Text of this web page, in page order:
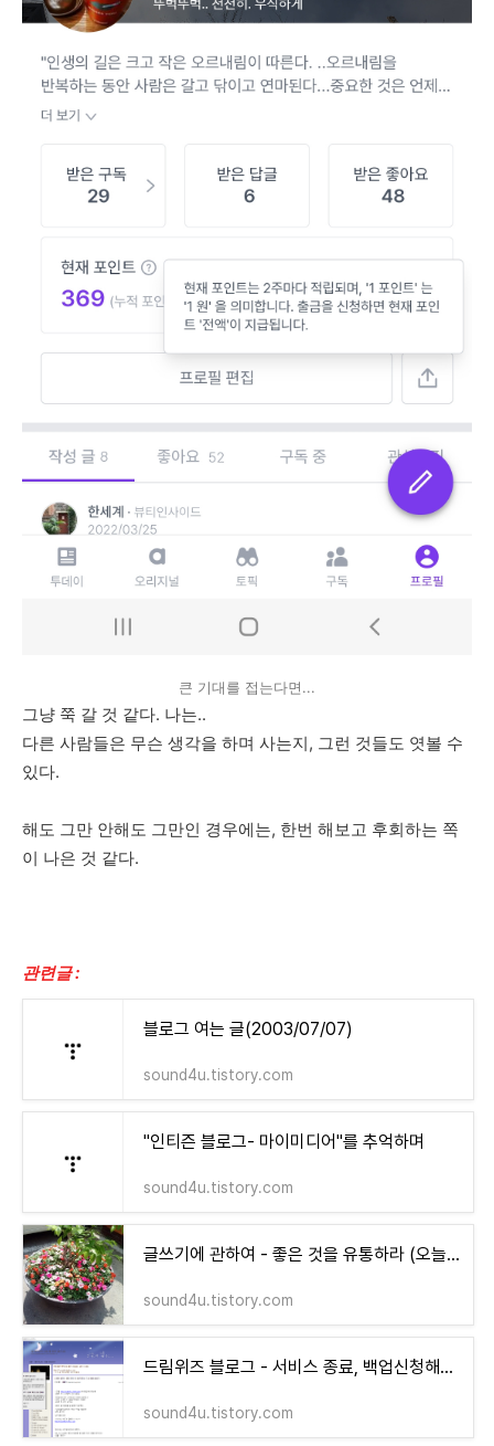
큰 기대를 접는다면...
그냥 쭉 갈 것 같다. 나는..
다른 사람들은 무슨 생각을 하며 사는지, 그런 것들도 엿볼 수
있다.
해도 그만 안해도 그만인 경우에는, 한번 해보고 후회하는 쪽
이 나은 것 같다.
관련글 :
블로그 여는 글(2003/07/07)
sound4u.tistory.com
"인티즌 블로그- 마이미디어"를 추억하며
sound4u.tistory.com
글쓰기에 관하여 - 좋은 것을 유통하라 (오늘 본 좋은 글귀)
sound4u.tistory.com
드림위즈 블로그 - 서비스 종료, 백업신청해야 됩니다
sound4u.tistory.com